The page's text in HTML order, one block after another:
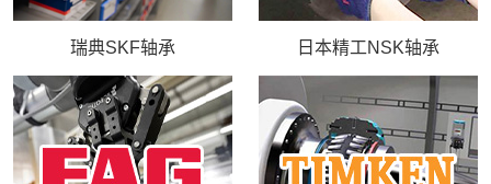
瑞典SKF轴承 日本精工NSK轴承